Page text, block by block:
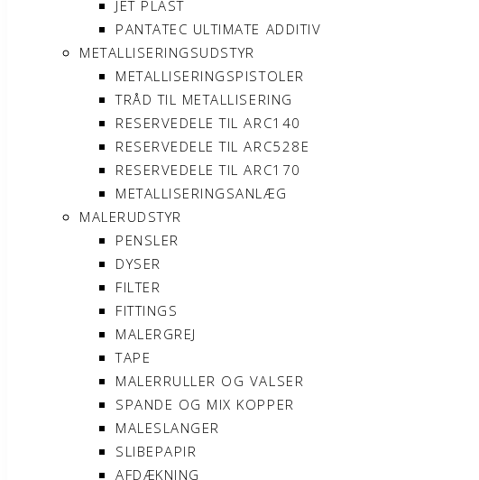
JET PLAST
PANTATEC ULTIMATE ADDITIV
METALLISERINGSUDSTYR
METALLISERINGSPISTOLER
TRÅD TIL METALLISERING
RESERVEDELE TIL ARC140
RESERVEDELE TIL ARC528E
RESERVEDELE TIL ARC170
METALLISERINGSANLÆG
MALERUDSTYR
PENSLER
DYSER
FILTER
FITTINGS
MALERGREJ
TAPE
MALERRULLER OG VALSER
SPANDE OG MIX KOPPER
MALESLANGER
SLIBEPAPIR
AFDÆKNING